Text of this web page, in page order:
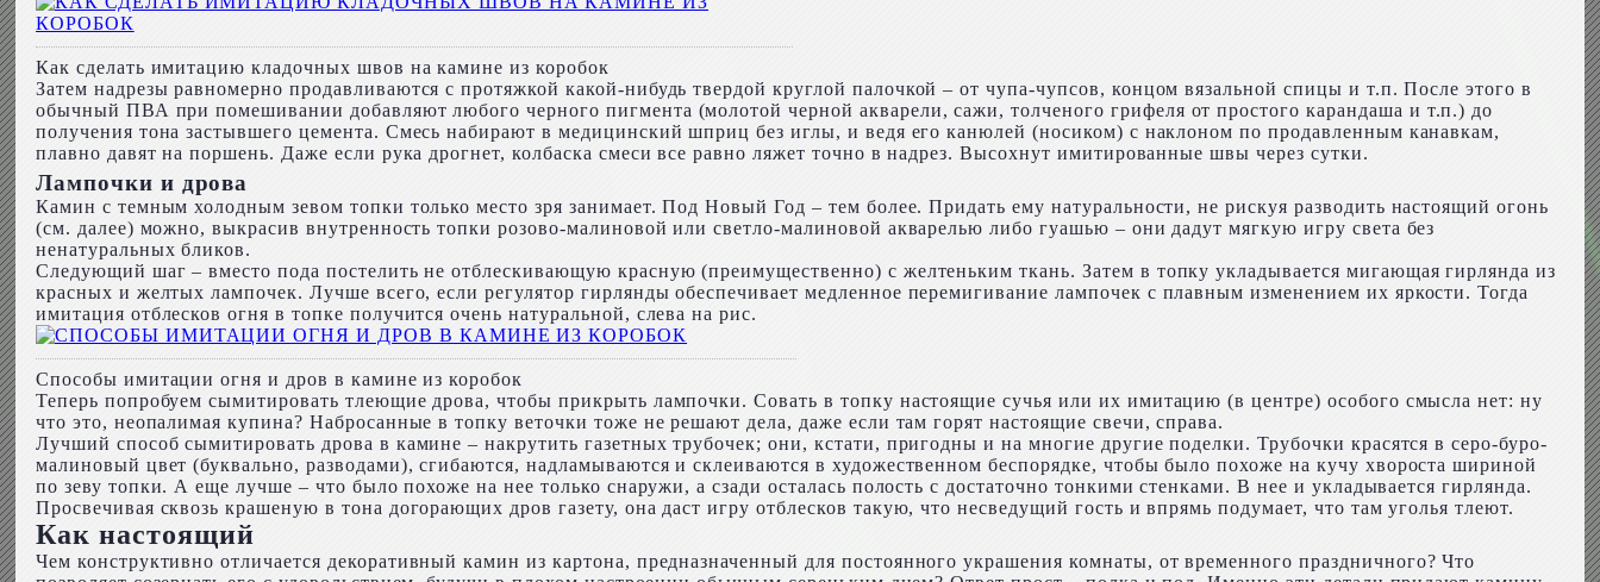
Как сделать имитацию кладочных швов на камине из коробок
Затем надрезы равномерно продавливаются с протяжкой какой-нибудь твердой круглой палочкой – от чупа-чупсов, концом вязальной спицы и т.п. После этого в
обычный ПВА при помешивании добавляют любого черного пигмента (молотой черной акварели, сажи, толченого грифеля от простого карандаша и т.п.) до
получения тона застывшего цемента. Смесь набирают в медицинский шприц без иглы, и ведя его канюлей (носиком) с наклоном по продавленным канавкам,
плавно давят на поршень. Даже если рука дрогнет, колбаска смеси все равно ляжет точно в надрез. Высохнут имитированные швы через сутки.
Лампочки и дрова
Камин с темным холодным зевом топки только место зря занимает. Под Новый Год – тем более. Придать ему натуральности, не рискуя разводить настоящий огонь
(см. далее) можно, выкрасив внутренность топки розово-малиновой или светло-малиновой акварелью либо гуашью – они дадут мягкую игру света без
ненатуральных бликов.
Следующий шаг – вместо пода постелить не отблескивающую красную (преимущественно) с желтеньким ткань. Затем в топку укладывается мигающая гирлянда из
красных и желтых лампочек. Лучше всего, если регулятор гирлянды обеспечивает медленное перемигивание лампочек с плавным изменением их яркости. Тогда
имитация отблесков огня в топке получится очень натуральной, слева на рис.
Способы имитации огня и дров в камине из коробок
Теперь попробуем сымитировать тлеющие дрова, чтобы прикрыть лампочки. Совать в топку настоящие сучья или их имитацию (в центре) особого смысла нет: ну
что это, неопалимая купина? Набросанные в топку веточки тоже не решают дела, даже если там горят настоящие свечи, справа.
Лучший способ сымитировать дрова в камине – накрутить газетных трубочек; они, кстати, пригодны и на многие другие поделки. Трубочки красятся в серо-буро-
малиновый цвет (буквально, разводами), сгибаются, надламываются и склеиваются в художественном беспорядке, чтобы было похоже на кучу хвороста шириной
по зеву топки. А еще лучше – что было похоже на нее только снаружи, а сзади осталась полость с достаточно тонкими стенками. В нее и укладывается гирлянда.
Просвечивая сквозь крашеную в тона догорающих дров газету, она даст игру отблесков такую, что несведущий гость и впрямь подумает, что там уголья тлеют.
Как настоящий
Чем конструктивно отличается декоративный камин из картона, предназначенный для постоянного украшения комнаты, от временного праздничного? Что